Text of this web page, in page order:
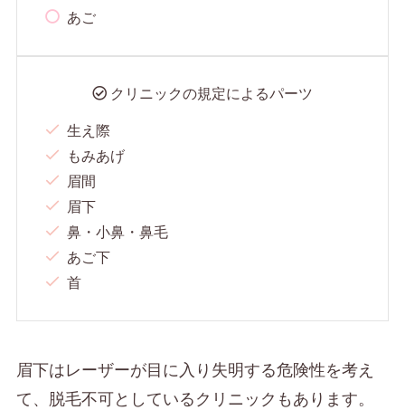
あご
クリニックの規定によるパーツ
生え際
もみあげ
眉間
眉下
鼻・小鼻・鼻毛
あご下
首
眉下はレーザーが目に入り失明する危険性を考え
て、脱毛不可としているクリニックもあります。